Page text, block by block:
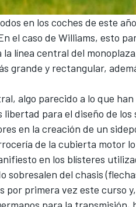
en los coches de este
el caso de Williams, esto
línea central del
grande y rectangular,
algo parecido a lo que han
libertad para el diseño de los
en la creación de un
de la cubierta motor
en los blísteres
sobresalen del chasis
por primera vez este curso
para la transmisión,